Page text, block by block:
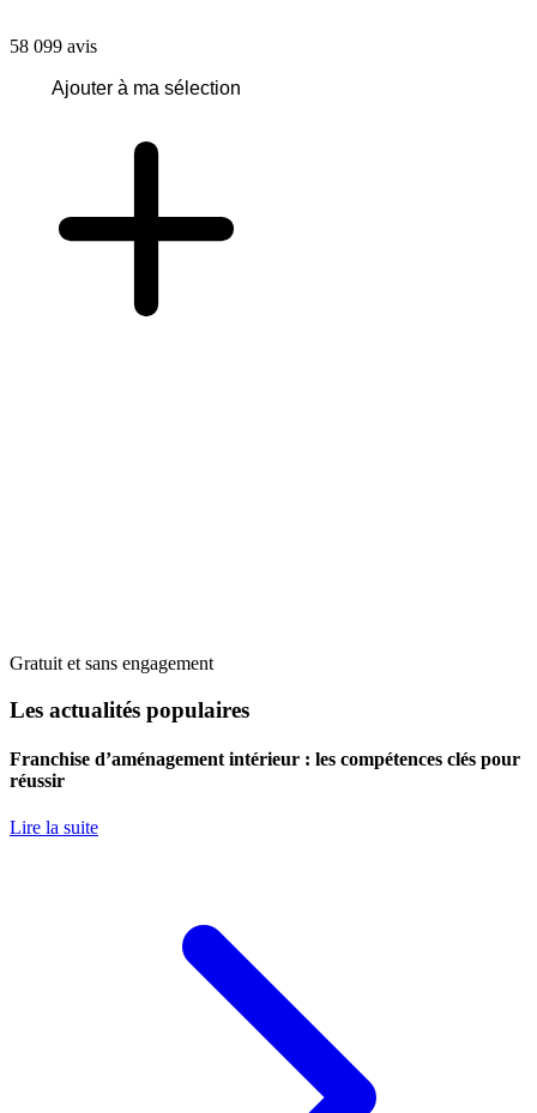
58 099 avis
Ajouter à ma sélection
Gratuit et sans engagement
Les actualités populaires
Franchise d’aménagement intérieur : les compétences clés pour
réussir
Lire la suite